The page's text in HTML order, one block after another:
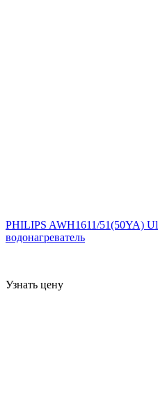
PHILIPS AWH1611/51(50YA)
водонагреватель
Узнать цену